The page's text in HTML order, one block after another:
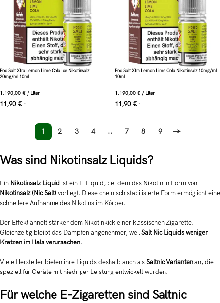
Pod Salt Xtra Lemon Lime Cola Ice Nikotinsalz
20mg/ml 10ml
1.190,00 € / Liter
11,90 € *
Pod Salt Xtra Lemon Lime Cola Nikotinsalz 10mg/ml
10ml
1.190,00 € / Liter
11,90 € *
1 2 3 4 … 7 8 9 →
Was sind Nikotinsalz Liquids?
Ein Nikotinsalz Liquid ist ein E-Liquid, bei dem das Nikotin in Form von
Nikotinsalz (Nic Salt)vorliegt. Diese chemisch stabilisierte Form ermöglicht eine
schnellere Aufnahme des Nikotins im Körper.
Der Effekt ähnelt stärker dem Nikotinkick einer klassischen Zigarette.
Gleichzeitig bleibt das Dampfen angenehmer, weilSalt Nic Liquids weniger
Kratzen im Hals verursachen.
Viele Hersteller bieten ihre Liquids deshalb auch alsSaltnic Variantenan, die
speziell für Geräte mit niedriger Leistung entwickelt wurden.
Für welche E-Zigaretten sind Saltnic